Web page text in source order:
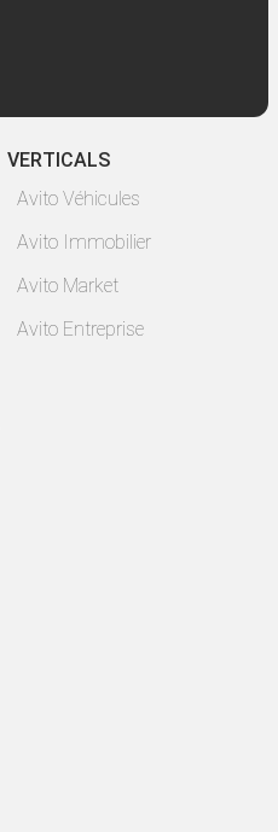
VERTICALS
Avito Véhicules
Avito Immobilier
Avito Market
Avito Entreprise